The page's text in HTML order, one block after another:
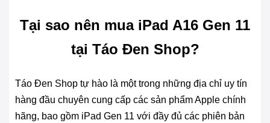
Tại sao nên mua iPad A16 Gen 11
tại Táo Đen Shop?
Táo Đen Shop tự hào là một trong những địa chỉ uy tín
hàng đầu chuyên cung cấp các sản phẩm Apple chính
hãng, bao gồm iPad Gen 11 với đầy đủ các phiên bản